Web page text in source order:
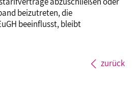
beizutreten, die
beeinflusst, bleibt
zurück